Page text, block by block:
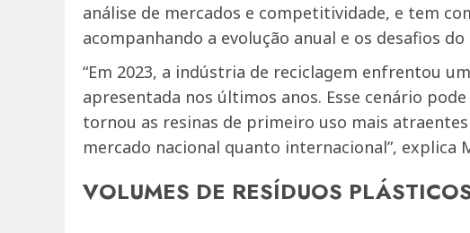
análise de mercados e competitividade, e tem
acompanhando a evolução anual e os desafios do
“Em 2023, a indústria de reciclagem enfrentou
apresentada nos últimos anos. Esse cenário
tornou as resinas de primeiro uso mais
mercado nacional quanto internacional”,
VOLUMES DE RESÍDUOS